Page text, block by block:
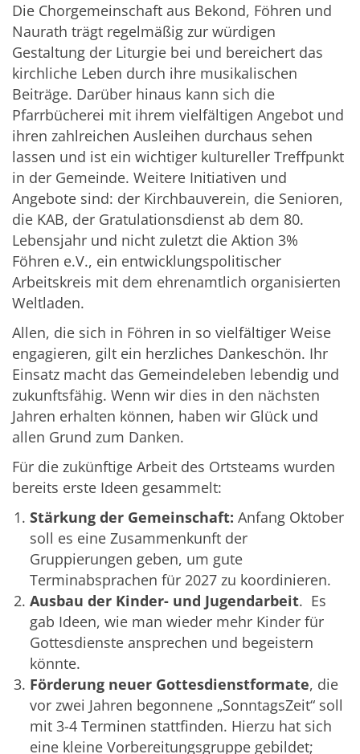
Die Chorgemeinschaft aus Bekond, Föhren und
Naurath trägt regelmäßig zur würdigen
Gestaltung der Liturgie bei und bereichert das
kirchliche Leben durch ihre musikalischen
Beiträge. Darüber hinaus kann sich die
Pfarrbücherei mit ihrem vielfältigen Angebot und
ihren zahlreichen Ausleihen durchaus sehen
lassen und ist ein wichtiger kultureller Treffpunkt
in der Gemeinde. Weitere Initiativen und
Angebote sind: der Kirchbauverein, die Senioren,
die KAB, der Gratulationsdienst ab dem 80.
Lebensjahr und nicht zuletzt die Aktion 3%
Föhren e.V., ein entwicklungspolitischer
Arbeitskreis mit dem ehrenamtlich organisierten
Weltladen.
Allen, die sich in Föhren in so vielfältiger Weise
engagieren, gilt ein herzliches Dankeschön. Ihr
Einsatz macht das Gemeindeleben lebendig und
zukunftsfähig. Wenn wir dies in den nächsten
Jahren erhalten können, haben wir Glück und
allen Grund zum Danken.
Für die zukünftige Arbeit des Ortsteams wurden
bereits erste Ideen gesammelt:
Stärkung der Gemeinschaft: Anfang Oktober
soll es eine Zusammenkunft der
Gruppierungen geben, um gute
Terminabsprachen für 2027 zu koordinieren.
Ausbau der Kinder- und Jugendarbeit. Es
gab Ideen, wie man wieder mehr Kinder für
Gottesdienste ansprechen und begeistern
könnte.
Förderung neuer Gottesdienstformate, die
vor zwei Jahren begonnene „SonntagsZeit“ soll
mit 3-4 Terminen stattfinden. Hierzu hat sich
eine kleine Vorbereitungsgruppe gebildet;